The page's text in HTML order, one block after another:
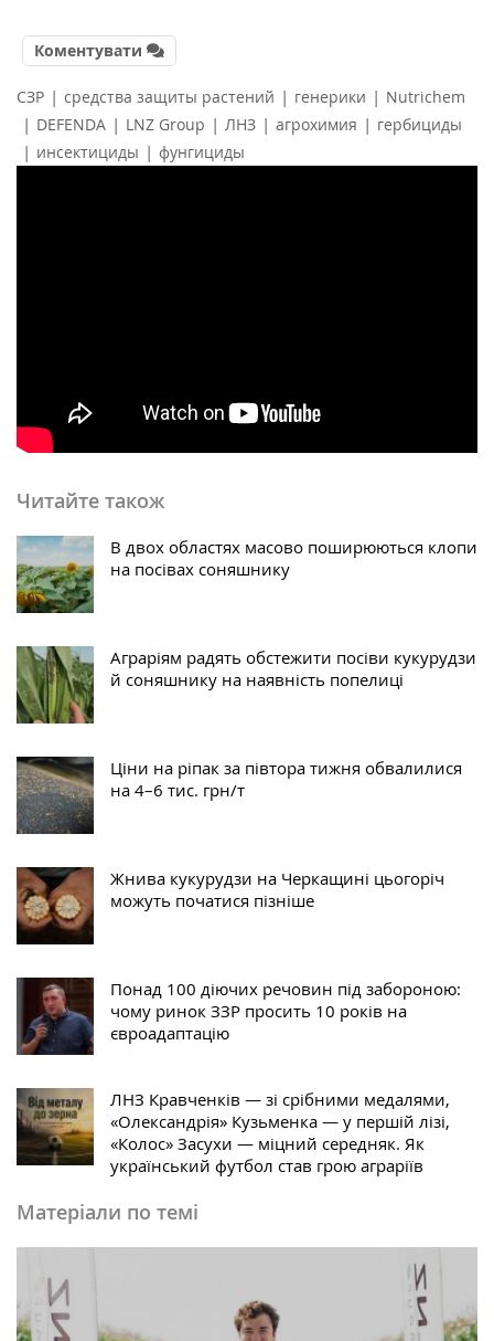
Коментувати
СЗР | средства защиты растений | генерики | Nutriсhem
| DEFENDA | LNZ Group | ЛНЗ | агрохимия | гербициды
| инсектициды | фунгициды
Читайте також
В двох областях масово поширюються клопи
на посівах соняшнику
Аграріям радять обстежити посіви кукурудзи
й соняшнику на наявність попелиці
Ціни на ріпак за півтора тижня обвалилися
на 4–6 тис. грн/т
Жнива кукурудзи на Черкащині цьогоріч
можуть початися пізніше
Понад 100 діючих речовин під забороною:
чому ринок ЗЗР просить 10 років на
євроадаптацію
ЛНЗ Кравченків — зі срібними медалями,
«Олександрія» Кузьменка — у першій лізі,
«Колос» Засухи — міцний середняк. Як
український футбол став грою аграріїв
Матеріали по темі